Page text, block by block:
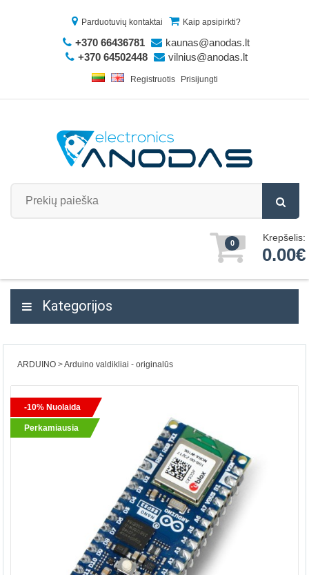
Parduotuvių kontaktai Kaip apsipirkti?
+370 66436781
kaunas@anodas.lt
+370 64502448
vilnius@anodas.lt
Registruotis Prisijungti
0 Krepšelis:
0.00€
Kategorijos
ARDUINO Arduino valdikliai - originalūs
-10% Nuolaida
Perkamiausia